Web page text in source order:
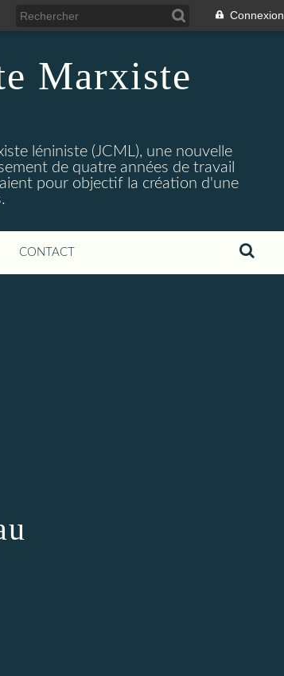
Connexion
Marxiste
léniniste (JCML), une nouvelle
de quatre années de travail
pour objectif la création d'une
CONTACT